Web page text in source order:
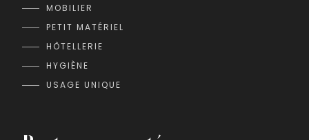
MOBILIER
PETIT MATÉRIEL
HÔTELLERIE
HYGIÈNE
USAGE UNIQUE